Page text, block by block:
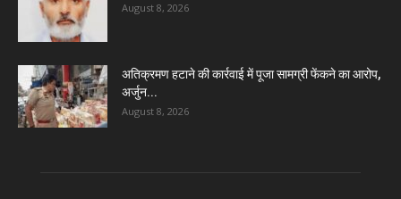
August 8, 2026
अतिक्रमण हटाने की कार्रवाई में पूजा सामग्री फेंकने का आरोप,
अर्जुन...
August 8, 2026